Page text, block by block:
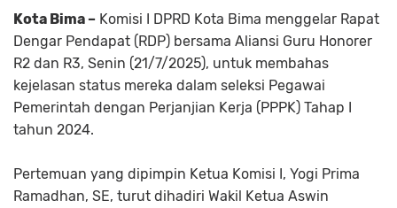
Kota Bima – Komisi I DPRD Kota Bima menggelar Rapat
Dengar Pendapat (RDP) bersama Aliansi Guru Honorer
R2 dan R3, Senin (21/7/2025), untuk membahas
kejelasan status mereka dalam seleksi Pegawai
Pemerintah dengan Perjanjian Kerja (PPPK) Tahap I
tahun 2024.
Pertemuan yang dipimpin Ketua Komisi I, Yogi Prima
Ramadhan, SE, turut dihadiri Wakil Ketua Aswin